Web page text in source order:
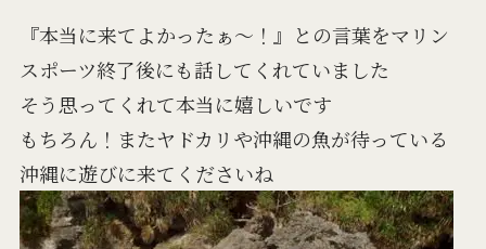
『本当に来てよかったぁ～！』との言葉をマリン
スポーツ終了後にも話してくれていました
そう思ってくれて本当に嬉しいです
もちろん！またヤドカリや沖縄の魚が待っている
沖縄に遊びに来てくださいね